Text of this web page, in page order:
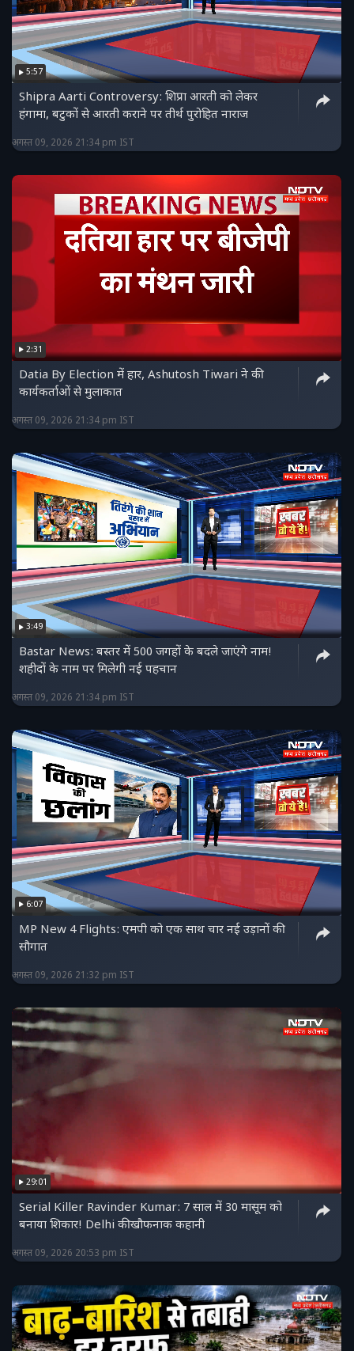
5:57
Shipra Aarti Controversy: शिप्रा आरती को लेकर
हंगामा, बटुकों से आरती कराने पर तीर्थ पुरोहित नाराज
अगस्त 09, 2026 21:34 pm IST
2:31
Datia By Election में हार, Ashutosh Tiwari ने की
कार्यकर्ताओं से मुलाकात
अगस्त 09, 2026 21:34 pm IST
3:49
Bastar News: बस्तर में 500 जगहों के बदले जाएंगे नाम!
शहीदों के नाम पर मिलेगी नई पहचान
अगस्त 09, 2026 21:34 pm IST
6:07
MP New 4 Flights: एमपी को एक साथ चार नई उड़ानों की
सौगात
अगस्त 09, 2026 21:32 pm IST
29:01
Serial Killer Ravinder Kumar: 7 साल में 30 मासूम को
बनाया शिकार! Delhi की खौफनाक कहानी
अगस्त 09, 2026 20:53 pm IST